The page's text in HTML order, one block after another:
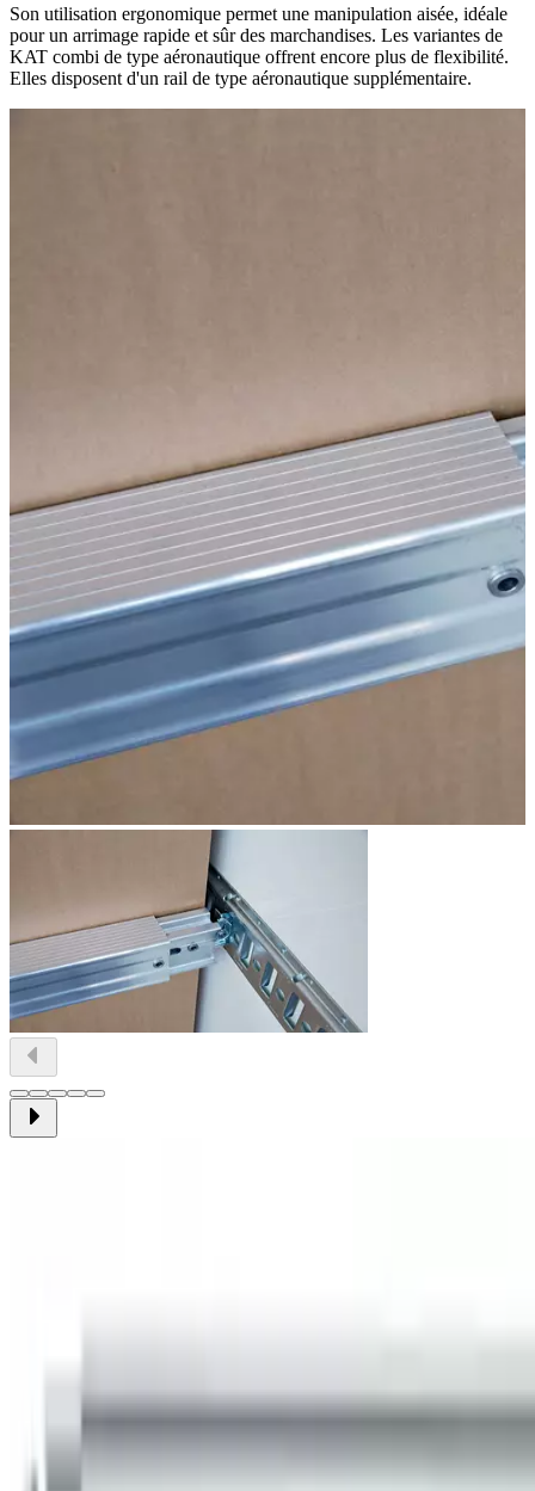
Son utilisation ergonomique permet une manipulation aisée, idéale
pour un arrimage rapide et sûr des marchandises. Les variantes de
KAT combi de type aéronautique offrent encore plus de flexibilité.
Elles disposent d'un rail de type aéronautique supplémentaire.